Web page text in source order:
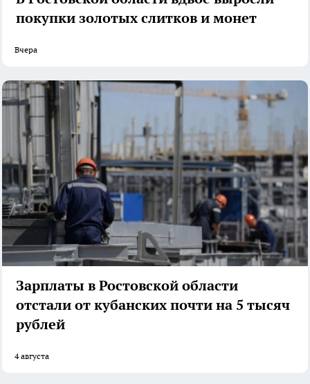
покупки золотых слитков и монет
Вчера
Зарплаты в Ростовской области
отстали от кубанских почти на 5 тысяч
рублей
4 августа